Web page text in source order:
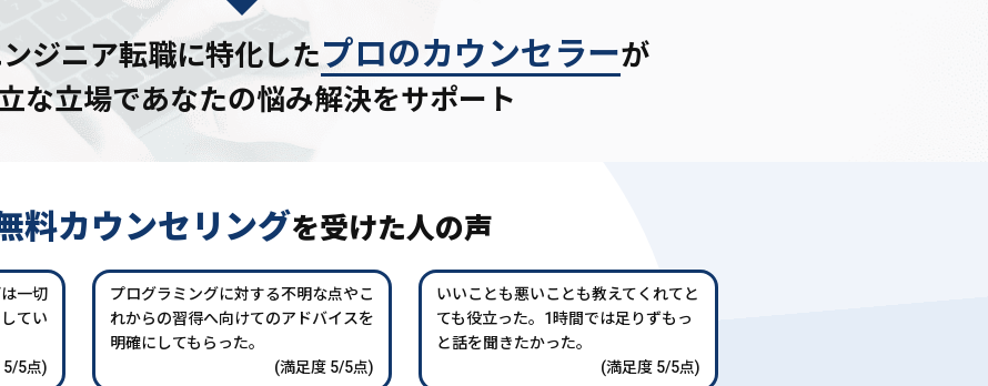
ジニア転職に特化したプロのカウンセラーが
な立場であなたの悩み解決をサポート
料カウンセリングを受けた人の声
一切
てい
5/5点)
プログラミングに対する不明な点やこ
れからの習得へ向けてのアドバイスを
明確にしてもらった。
(満足度 5/5点)
いいことも悪いことも教えてくれてと
ても役立った。1時間では足りずもっ
と話を聞きたかった。
(満足度 5/5点)